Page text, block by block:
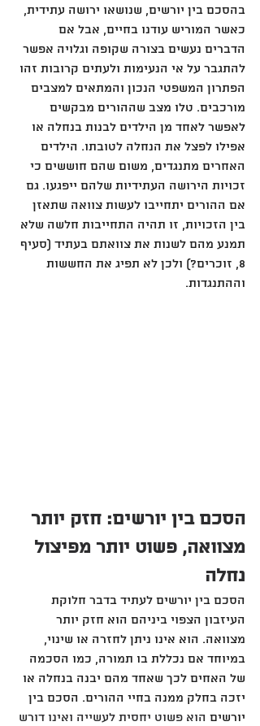
בהסכם בין יורשים, שנושאו ירושה עתידית,
כאשר המוריש עודנו בחיים, אבל אם
הדברים נעשים בצורה שקופה וגלויה אפשר
להתגבר על אי הנעימות ולעתים קרובות זהו
הפתרון המשפטי הנכון והמתאים למצבים
מורכבים. טלו מצב שההורים מבקשים
לאפשר לאחד מן הילדים לבנות בנחלה או
אפילו לפצל את הנחלה לטובתו. הילדים
האחרים מתנגדים, משום שהם חוששים כי
זכויות הירושה העתידיות שלהם ייפגעו. גם
אם ההורים יתחייבו לעשות צוואה שתאזן
בין הזכויות, זו תהיה התחייבות חלשה שלא
תמנע מהם לשנות את צוואתם בעתיד (סעיף
8, זוכרים?) ולכן לא תפיג את החששות
וההתנגדות.
הסכם בין יורשים: חזק יותר
מצוואה, פשוט יותר מפיצול
נחלה
הסכם בין יורשים לעתיד בדבר חלוקת
העיזבון הצפוי ביניהם הוא חזק יותר
מצוואה. הוא אינו ניתן לחזרה או שינוי,
במיוחד אם נכללת בו תמורה, כמו הסכמה
של האחים לכך שאחד מהם יבנה בנחלה או
יזכה בחלק ממנה בחיי ההורים. הסכם בין
יורשים הוא פשוט יחסית לעשייה ואינו דורש